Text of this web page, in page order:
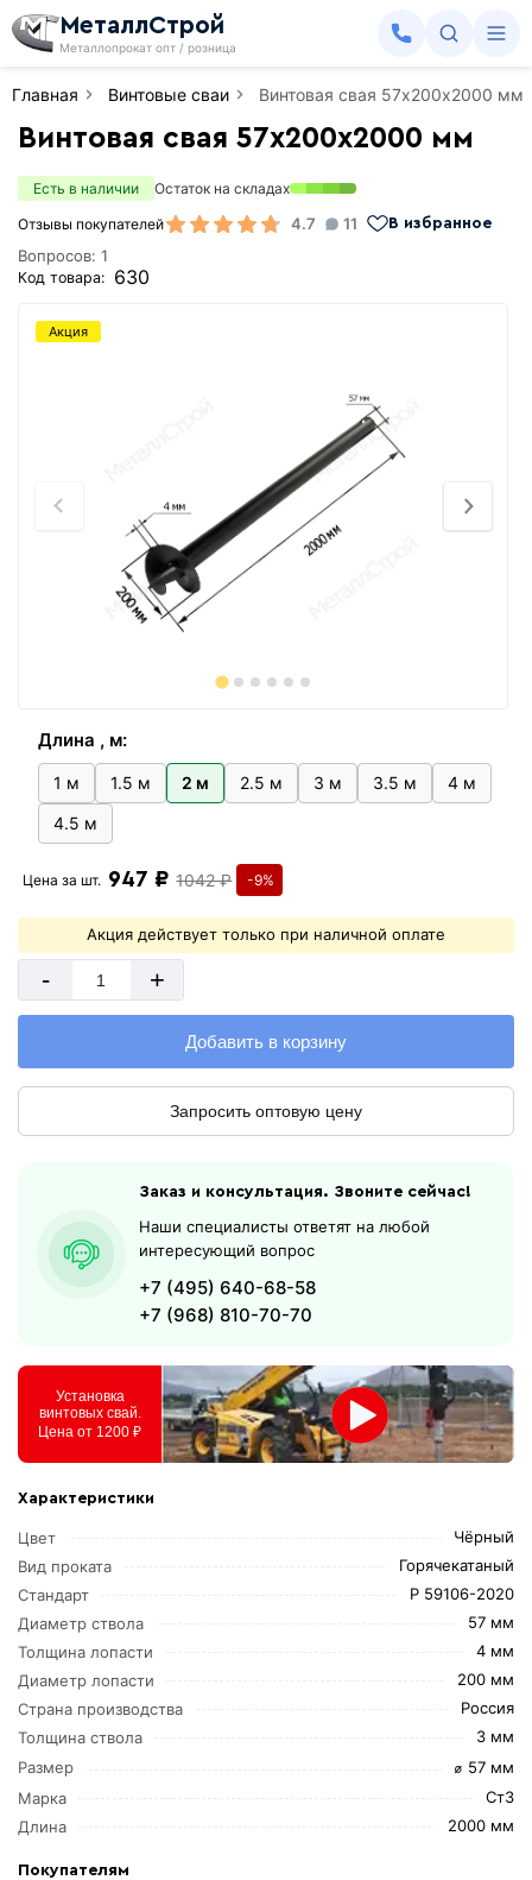
МеталлСтрой
Металлопрокат опт / розница
Главная Винтовые сваи Винтовая свая 57х200х2000 мм
Винтовая свая 57х200х2000 мм
Есть в наличии
Остаток на складах
Отзывы покупателей
4.7 11 В избранное
Вопросов: 1
Код товара: 630
Акция
Длина , м:
1 м 1.5 м 2 м 2.5 м 3 м 3.5 м
4 м
4.5 м
Характеристики
Цвет
Чёрный
Вид проката
Горячекатаный
Стандарт
Р 59106-2020
Диаметр ствола
57 мм
Толщина лопасти
4 мм
Диаметр лопасти
200 мм
Страна производства
Россия
Толщина ствола
3 мм
Размер
⌀ 57 мм
Марка
Ст3
Длина
2000 мм
Покупателям
Цена за шт. 947 ₽ 1042 ₽ -9%
Акция действует только при наличной оплате
- +
Добавить в корзину
Запросить оптовую цену
Заказ и консультация. Звоните сейчас!
Наши специалисты ответят на любой
интересующий вопрос
+7 (495) 640-68-58
+7 (968) 810-70-70
Установка
винтовых свай.
Цена от 1200 ₽